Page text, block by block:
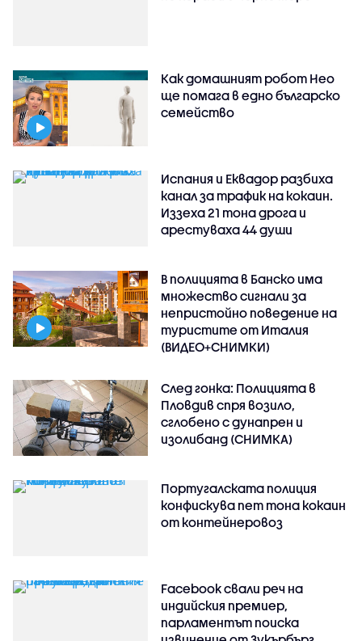
Как домашният робот Нео
ще помага в едно българско
семейство
Испания и Еквадор разбиха
канал за трафик на кокаин.
Иззеха 21 тона дрога и
арестуваха 44 души
В полицията в Банско има
множество сигнали за
непристойно поведение на
туристите от Италия
(ВИДЕО+СНИМКИ)
След гонка: Полицията в
Пловдив спря возило,
сглобено с дунапрен и
изолибанд (СНИМКА)
Португалската полиция
конфискува пет тона кокаин
от контейнеровоз
Facebook свали реч на
индийския премиер,
парламентът поиска